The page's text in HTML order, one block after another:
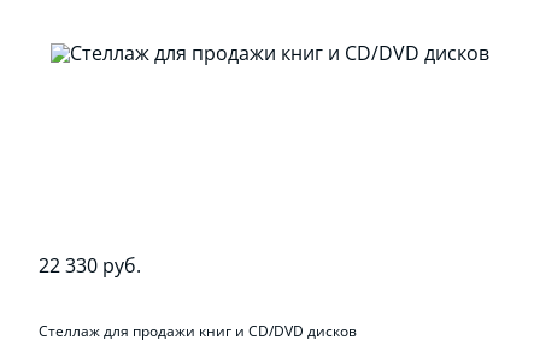
22 330 руб.
Стеллаж для продажи книг и CD/DVD дисков